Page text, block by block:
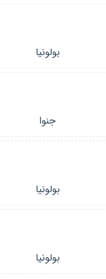
بولونیا
جنوا
بولونیا
بولونیا